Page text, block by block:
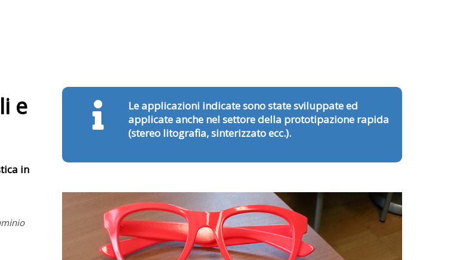
e
in
Le applicazioni indicate sono state sviluppate ed
applicate anche nel settore della prototipazione rapida
(stereo litografia, sinterizzato ecc.).